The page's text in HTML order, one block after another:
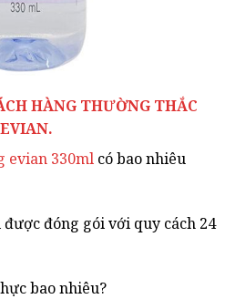
HÀNG THƯỜNG THẮC
evian 330ml có bao nhiêu
đóng gói với quy cách 24
bao nhiêu?